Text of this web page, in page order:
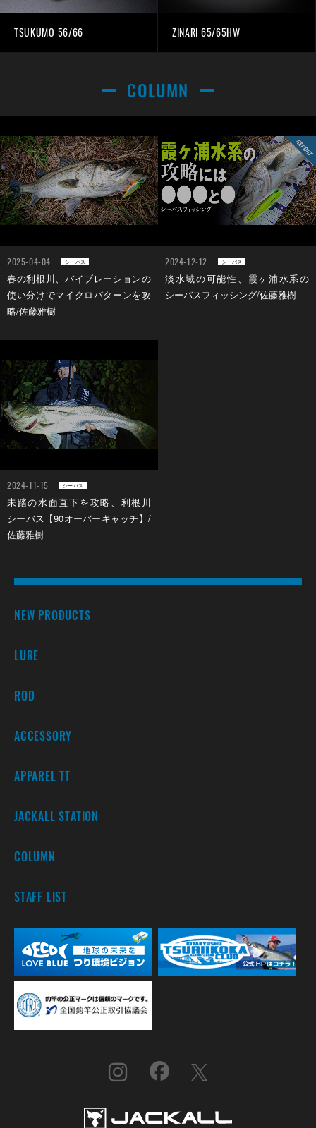
TSUKUMO 56/66 ZINARI 65/65HW
COLUMN
2025-04-04 シーバス
春の利根川、バイブレーションの
使い分けでマイクロパターンを攻
略/佐藤雅樹
2024-12-12 シーバス
淡水域の可能性、霞ヶ浦水系の
シーバスフィッシング/佐藤雅樹
2024-11-15 シーバス
未踏の水面直下を攻略、利根川
シーバス【90オーバーキャッチ】/
佐藤雅樹
NEW PRODUCTS
LURE
ROD
ACCESSORY
APPAREL TT
JACKALL STATION
COLUMN
STAFF LIST